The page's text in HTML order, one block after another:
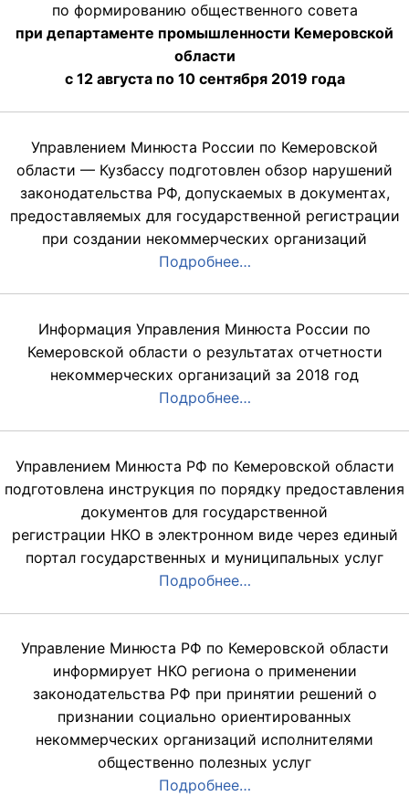
по формированию общественного совета
при департаменте промышленности Кемеровской
области
с 12 августа по 10 сентября 2019 года
Управлением Минюста России по Кемеровской
области — Кузбассу подготовлен обзор нарушений
законодательства РФ, допускаемых в документах,
предоставляемых для государственной регистрации
при создании некоммерческих организаций
Подробнее…
Информация Управления Минюста России по
Кемеровской области о результатах отчетности
некоммерческих организаций за 2018 год
Подробнее…
Управлением Минюста РФ по Кемеровской области
подготовлена инструкция по порядку предоставления
документов для государственной
регистрации НКО в электронном виде через единый
портал государственных и муниципальных услуг
Подробнее…
Управление Минюста РФ по Кемеровской области
информирует НКО региона о применении
законодательства РФ при принятии решений о
признании социально ориентированных
некоммерческих организаций исполнителями
общественно полезных услуг
Подробнее…